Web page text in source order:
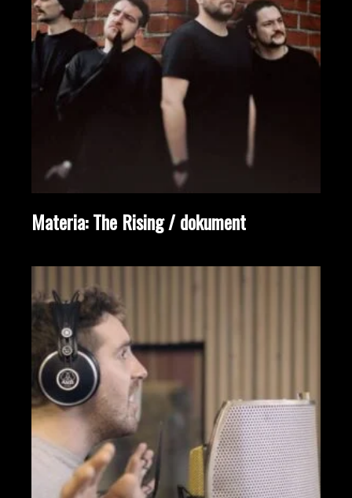
Materia: The Rising / dokument